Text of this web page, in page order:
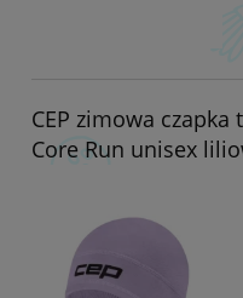
CEP zimowa
Core Run unisex